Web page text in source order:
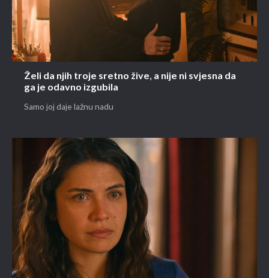
Želi da njih troje sretno žive, a nije ni svjesna da
ga je odavno izgubila
Samo joj daje lažnu nadu